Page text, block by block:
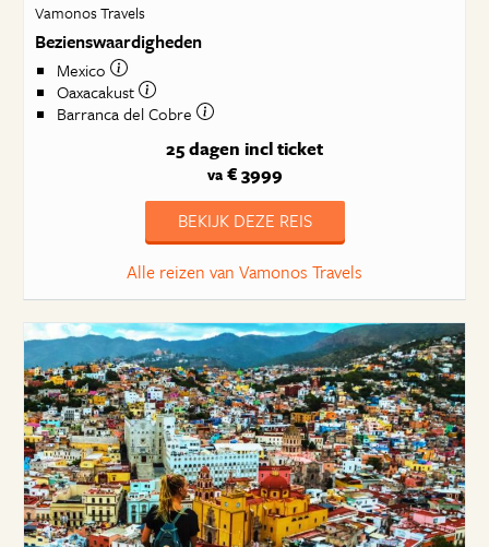
Vamonos Travels
Bezienswaardigheden
Mexico
Oaxacakust
Barranca del Cobre
25 dagen incl ticket
va€ 3999
BEKIJK DEZE REIS
Alle reizen van Vamonos Travels